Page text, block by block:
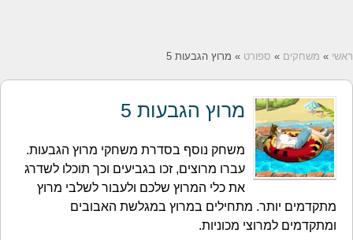
ראשי » משחקים » ספורט » מרוץ הגבעות 5
מרוץ הגבעות 5
משחק נוסף בסדרת משחקי מרוץ הגבעות.
עברו מרוצים, זכו בגביעים וכך תוכלו לשדרג
את כלי המרוץ שלכם ולעבור לשלבי מרוץ
מתקדמים יותר. מתחילים במרוץ במגלשת האבובים
ומתקדמים למרוצי מכוניות.